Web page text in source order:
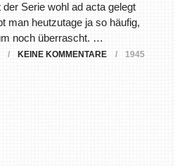
Serie wohl ad acta gelegt
man heutzutage ja so häufig,
noch überrascht. …
KEINE KOMMENTARE
1945